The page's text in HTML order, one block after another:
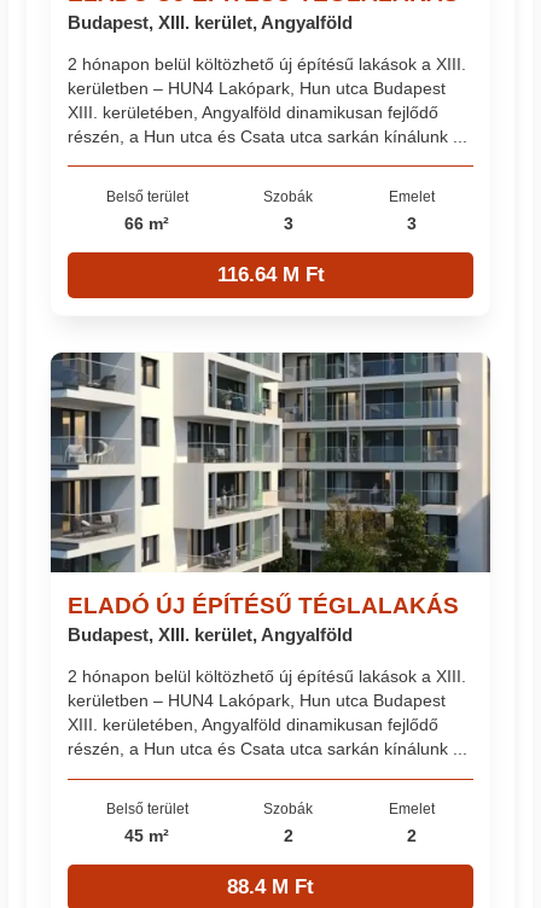
Budapest, XIII. kerület, Angyalföld
2 hónapon belül költözhető új építésű lakások a XIII.
kerületben – HUN4 Lakópark, Hun utca Budapest
XIII. kerületében, Angyalföld dinamikusan fejlődő
részén, a Hun utca és Csata utca sarkán kínálunk ...
Belső terület
66 m²
Szobák
3
Emelet
3
116.64 M Ft
ELADÓ ÚJ ÉPÍTÉSŰ TÉGLALAKÁS
Budapest, XIII. kerület, Angyalföld
2 hónapon belül költözhető új építésű lakások a XIII.
kerületben – HUN4 Lakópark, Hun utca Budapest
XIII. kerületében, Angyalföld dinamikusan fejlődő
részén, a Hun utca és Csata utca sarkán kínálunk ...
Belső terület
45 m²
Szobák
2
Emelet
2
88.4 M Ft